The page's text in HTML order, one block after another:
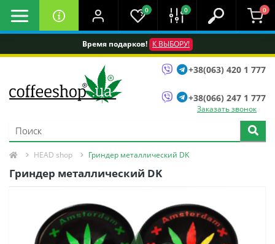
Время подарков! К ВЫБОРУ!
0 0 0
+38(063) 420 1 777
+38(066) 247 1 777
Заказать звонок
HEAD shop Гриндер металлический DK
Гриндер металлический DK